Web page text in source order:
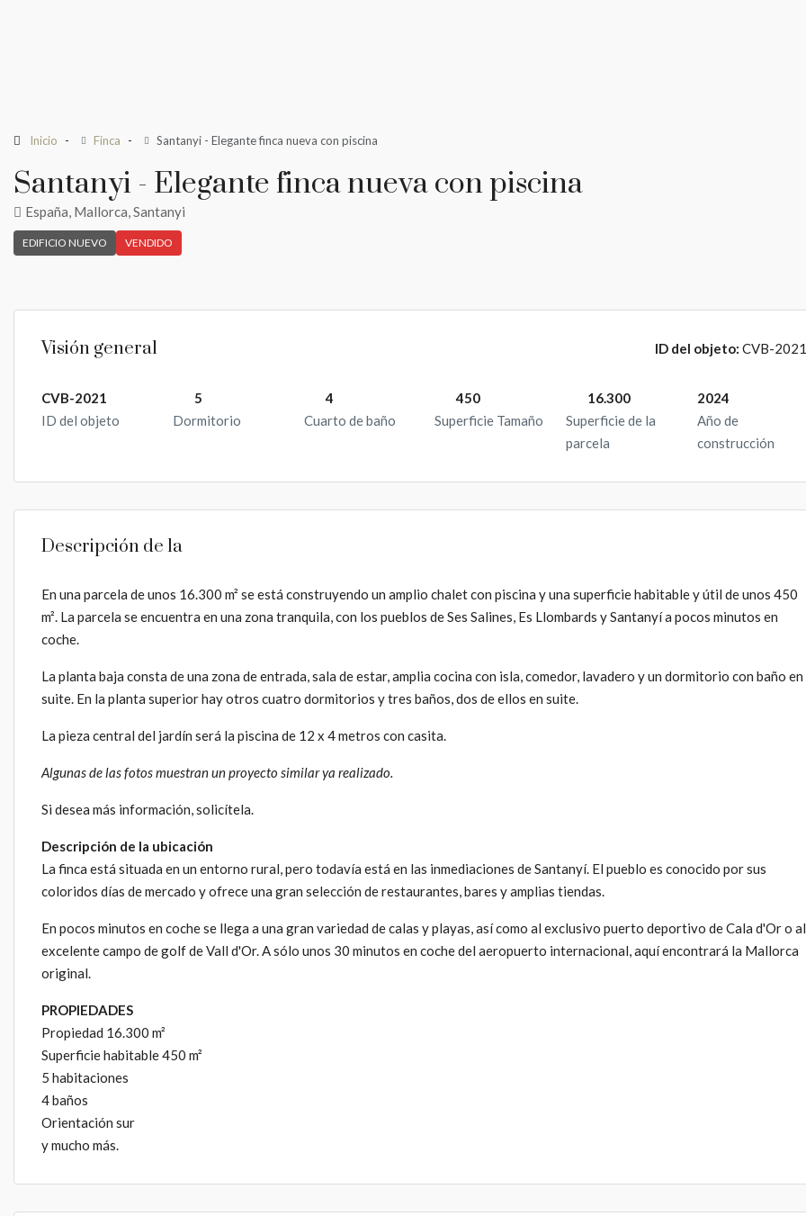
Inicio Finca Santanyi - Elegante finca nueva con piscina
Santanyi - Elegante finca nueva con piscina
España, Mallorca, Santanyi
EDIFICIO NUEVO VENDIDO
Visión general ID del objeto: CVB-2021
CVB-2021
ID del objeto
5
Dormitorio
4
Cuarto de baño
450
Superficie Tamaño
16.300
Superficie de la
parcela
2024
Año de
construcción
Descripción de la
En una parcela de unos 16.300 m² se está construyendo un amplio chalet con piscina y una superficie habitable y útil de unos 450
m². La parcela se encuentra en una zona tranquila, con los pueblos de Ses Salines, Es Llombards y Santanyí a pocos minutos en
coche.
La planta baja consta de una zona de entrada, sala de estar, amplia cocina con isla, comedor, lavadero y un dormitorio con baño en
suite. En la planta superior hay otros cuatro dormitorios y tres baños, dos de ellos en suite.
La pieza central del jardín será la piscina de 12 x 4 metros con casita.
Algunas de las fotos muestran un proyecto similar ya realizado.
Si desea más información, solicítela.
Descripción de la ubicación
La finca está situada en un entorno rural, pero todavía está en las inmediaciones de Santanyí. El pueblo es conocido por sus
coloridos días de mercado y ofrece una gran selección de restaurantes, bares y amplias tiendas.
En pocos minutos en coche se llega a una gran variedad de calas y playas, así como al exclusivo puerto deportivo de Cala d'Or o al
excelente campo de golf de Vall d'Or. A sólo unos 30 minutos en coche del aeropuerto internacional, aquí encontrará la Mallorca
original.
PROPIEDADES
Propiedad 16.300 m²
Superficie habitable 450 m²
5 habitaciones
4 baños
Orientación sur
y mucho más.